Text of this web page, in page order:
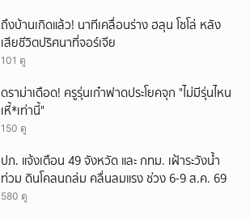
ถึงบ้านเกิดแล้ว! นาทีเคลื่อนร่าง ฮลุน โซโล่ หลัง
เสียชีวิตปริศนาที่จอร์เจีย
101 ดู
ดราม่าเดือด! ครูรุ่นเก๋าฟาดประโยคจุก "ไม่มีรุ่นไหน
เหี้*เท่านี้"
150 ดู
ปภ. แจ้งเตือน 49 จังหวัด และ กทม. เฝ้าระวังน้ำ
ท่วม ดินโคลนถล่ม คลื่นลมแรง ช่วง 6-9 ส.ค. 69
580 ดู